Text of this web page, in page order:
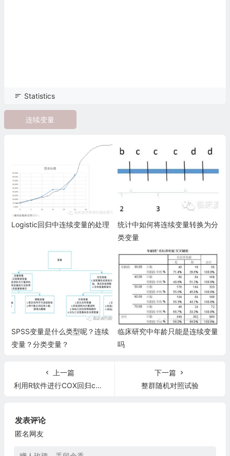
Statistics
连续变量
Logistic回归中连续变量的处理
统计中如何将连续变量转换为分
类变量
SPSS变量是什么类型呢？连续
变量？分类变量？
临床研究中年龄只能是连续变量
吗
上一篇
利用R软件进行COX回归calibration curve的做法
下一篇
整群随机对照试验
发表评论
匿名网友